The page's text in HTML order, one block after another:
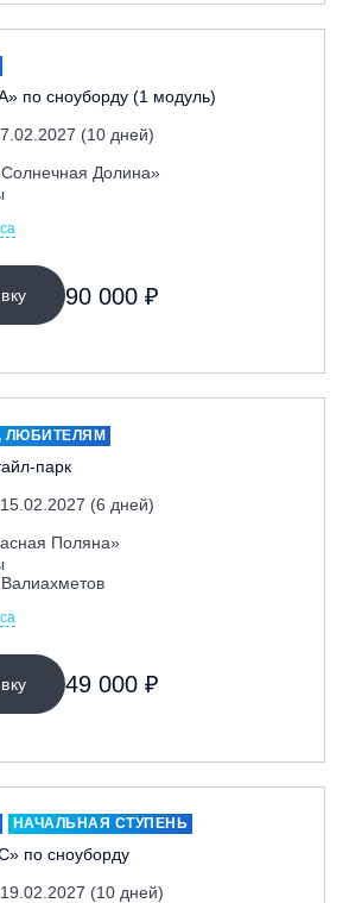
по сноуборду (1 модуль)
(10 дней)
Долина»
90 000 ₽
ЛЮБИТЕЛЯМ
парк
(6 дней)
Поляна»
49 000 ₽
НАЧАЛЬНАЯ СТУПЕНЬ
по сноуборду
(10 дней)